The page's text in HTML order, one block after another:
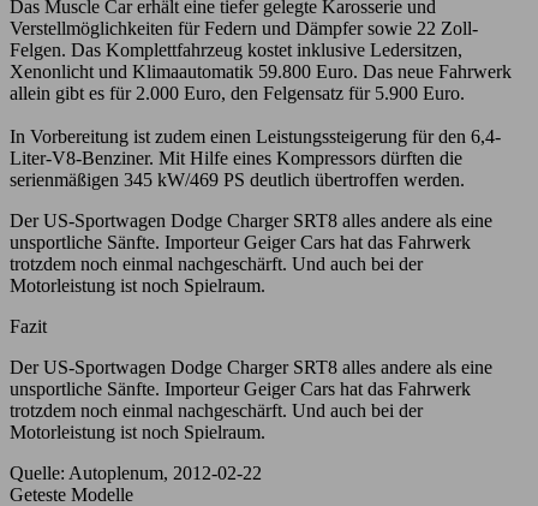
Das Muscle Car erhält eine tiefer gelegte Karosserie und
Verstellmöglichkeiten für Federn und Dämpfer sowie 22 Zoll-
Felgen. Das Komplettfahrzeug kostet inklusive Ledersitzen,
Xenonlicht und Klimaautomatik 59.800 Euro. Das neue Fahrwerk
allein gibt es für 2.000 Euro, den Felgensatz für 5.900 Euro.
In Vorbereitung ist zudem einen Leistungssteigerung für den 6,4-
Liter-V8-Benziner. Mit Hilfe eines Kompressors dürften die
serienmäßigen 345 kW/469 PS deutlich übertroffen werden.
Der US-Sportwagen Dodge Charger SRT8 alles andere als eine
unsportliche Sänfte. Importeur Geiger Cars hat das Fahrwerk
trotzdem noch einmal nachgeschärft. Und auch bei der
Motorleistung ist noch Spielraum.
Fazit
Der US-Sportwagen Dodge Charger SRT8 alles andere als eine
unsportliche Sänfte. Importeur Geiger Cars hat das Fahrwerk
trotzdem noch einmal nachgeschärft. Und auch bei der
Motorleistung ist noch Spielraum.
Quelle: Autoplenum, 2012-02-22
Geteste Modelle